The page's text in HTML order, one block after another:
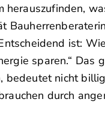
ist:
sparen.“
bedeutet nicht
durch